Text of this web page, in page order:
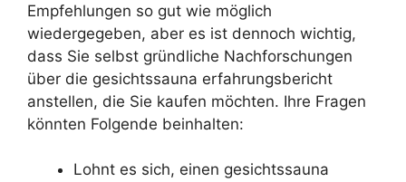
Empfehlungen so gut wie möglich
wiedergegeben, aber es ist dennoch wichtig,
dass Sie selbst gründliche Nachforschungen
über die gesichtssauna erfahrungsbericht
anstellen, die Sie kaufen möchten. Ihre Fragen
könnten Folgende beinhalten:
Lohnt es sich, einen gesichtssauna